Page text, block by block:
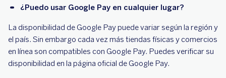
¿Puedo usar Google Pay en cualquier lugar?
La disponibilidad de Google Pay puede variar según la región y
el país. Sin embargo cada vez más tiendas físicas y comercios
en línea son compatibles con Google Pay. Puedes verificar su
disponibilidad en la página oficial de Google Pay.